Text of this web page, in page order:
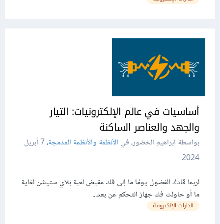
أساسيات في عالم الإلكترونيات: التيار
والجهد والعناصر الساكنة
بواسطة ابراهيم الخضور، في الأنظمة والأنظمة المدمجة،
7 أبريل
2024
لربما قادك الفضول يومًا ما إلى فك مقبض لعبة بلاي ستيشن لغاية
ما أو حاولت فك جهاز التحكم عن بعد...
الدارات الإلكترونية